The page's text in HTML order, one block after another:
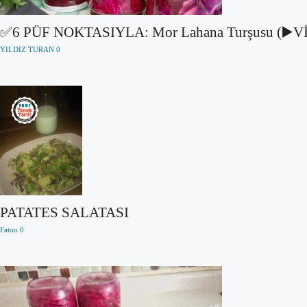
✅6 PÜF NOKTASIYLA: Mor Lahana Turşusu
YILDIZ TURAN 0
PATATES SALATASI
Fatoo 0